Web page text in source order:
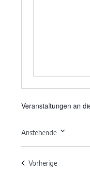
Veranstaltungen an
Anstehende
Vorherige